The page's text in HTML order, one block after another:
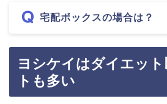
宅配ボックスの場合は？
ヨシケイはダイエッ
トも多い